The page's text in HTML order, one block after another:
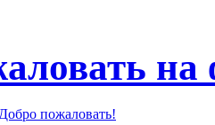
Добро пожаловать!